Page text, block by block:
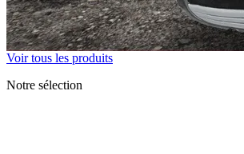
Voir tous les produits
Notre sélection